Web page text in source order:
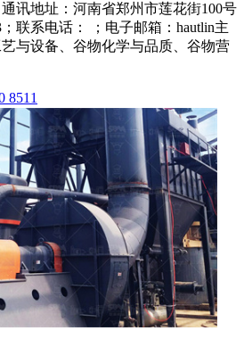
讯地址：河南省郑州市莲花街100号
联系电话： ；电子邮箱：hautlin主
与设备、谷物化学与品质、谷物营
8511